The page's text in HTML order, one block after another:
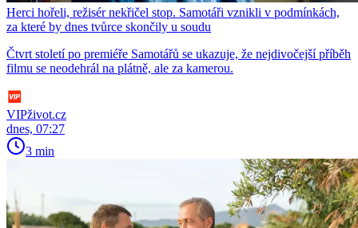
Herci hořeli, režisér nekřičel stop. Samotáři vznikli v podmínkách,
za které by dnes tvůrce skončily u soudu
Čtvrt století po premiéře Samotářů se ukazuje, že nejdivočejší příběh
filmu se neodehrál na plátně, ale za kamerou.
VIPživot.cz
dnes, 07:27
3 min